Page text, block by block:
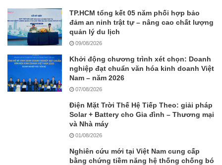
TP.HCM tổng kết 05 năm phối hợp bảo
đảm an ninh trật tự – nâng cao chất lượng
quản lý du lịch
09/08/2026
Khởi động chương trình xét chọn: Doanh
nghiệp đạt chuẩn văn hóa kinh doanh Việt
Nam – năm 2026
07/08/2026
Điện Mặt Trời Thế Hệ Tiếp Theo: giải pháp
Solar + Battery cho Gia đình – Thương mại
và Nhà máy
01/08/2026
Nghiên cứu mới tại Việt Nam cung cấp
bằng chứng tiềm năng hệ thống chống bó